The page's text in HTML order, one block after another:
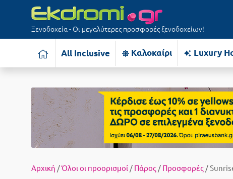
Ξενοδοχεία - Οι μεγαλύτερες προσφορές ξενοδοχείων!
All Inclusive Καλοκαίρι Luxury
Αρχική /Όλοι οι προορισμοί / Πάρος / Προσφορές /